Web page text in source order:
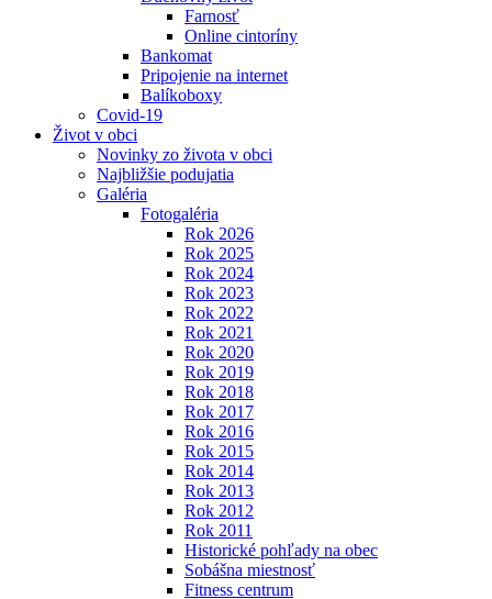
Farnosť
Online cintoríny
Bankomat
Pripojenie na internet
Balíkoboxy
Covid-19
Život v obci
Novinky zo života v obci
Najbližšie podujatia
Galéria
Fotogaléria
Rok 2026
Rok 2025
Rok 2024
Rok 2023
Rok 2022
Rok 2021
Rok 2020
Rok 2019
Rok 2018
Rok 2017
Rok 2016
Rok 2015
Rok 2014
Rok 2013
Rok 2012
Rok 2011
Historické pohľady na obec
Sobášna miestnosť
Fitness centrum